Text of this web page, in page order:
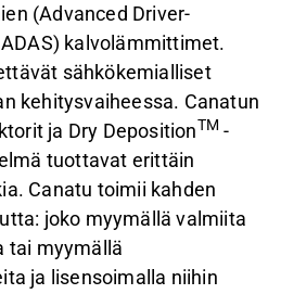
(Advanced Driver-
kalvolämmittimet.
sähkökemialliset
kehitysvaiheessa. Canatun
ja Dry DepositionTM -
tuottavat erittäin
Canatu toimii kahden
joko myymällä valmiita
tai myymällä
ja lisensoimalla niihin